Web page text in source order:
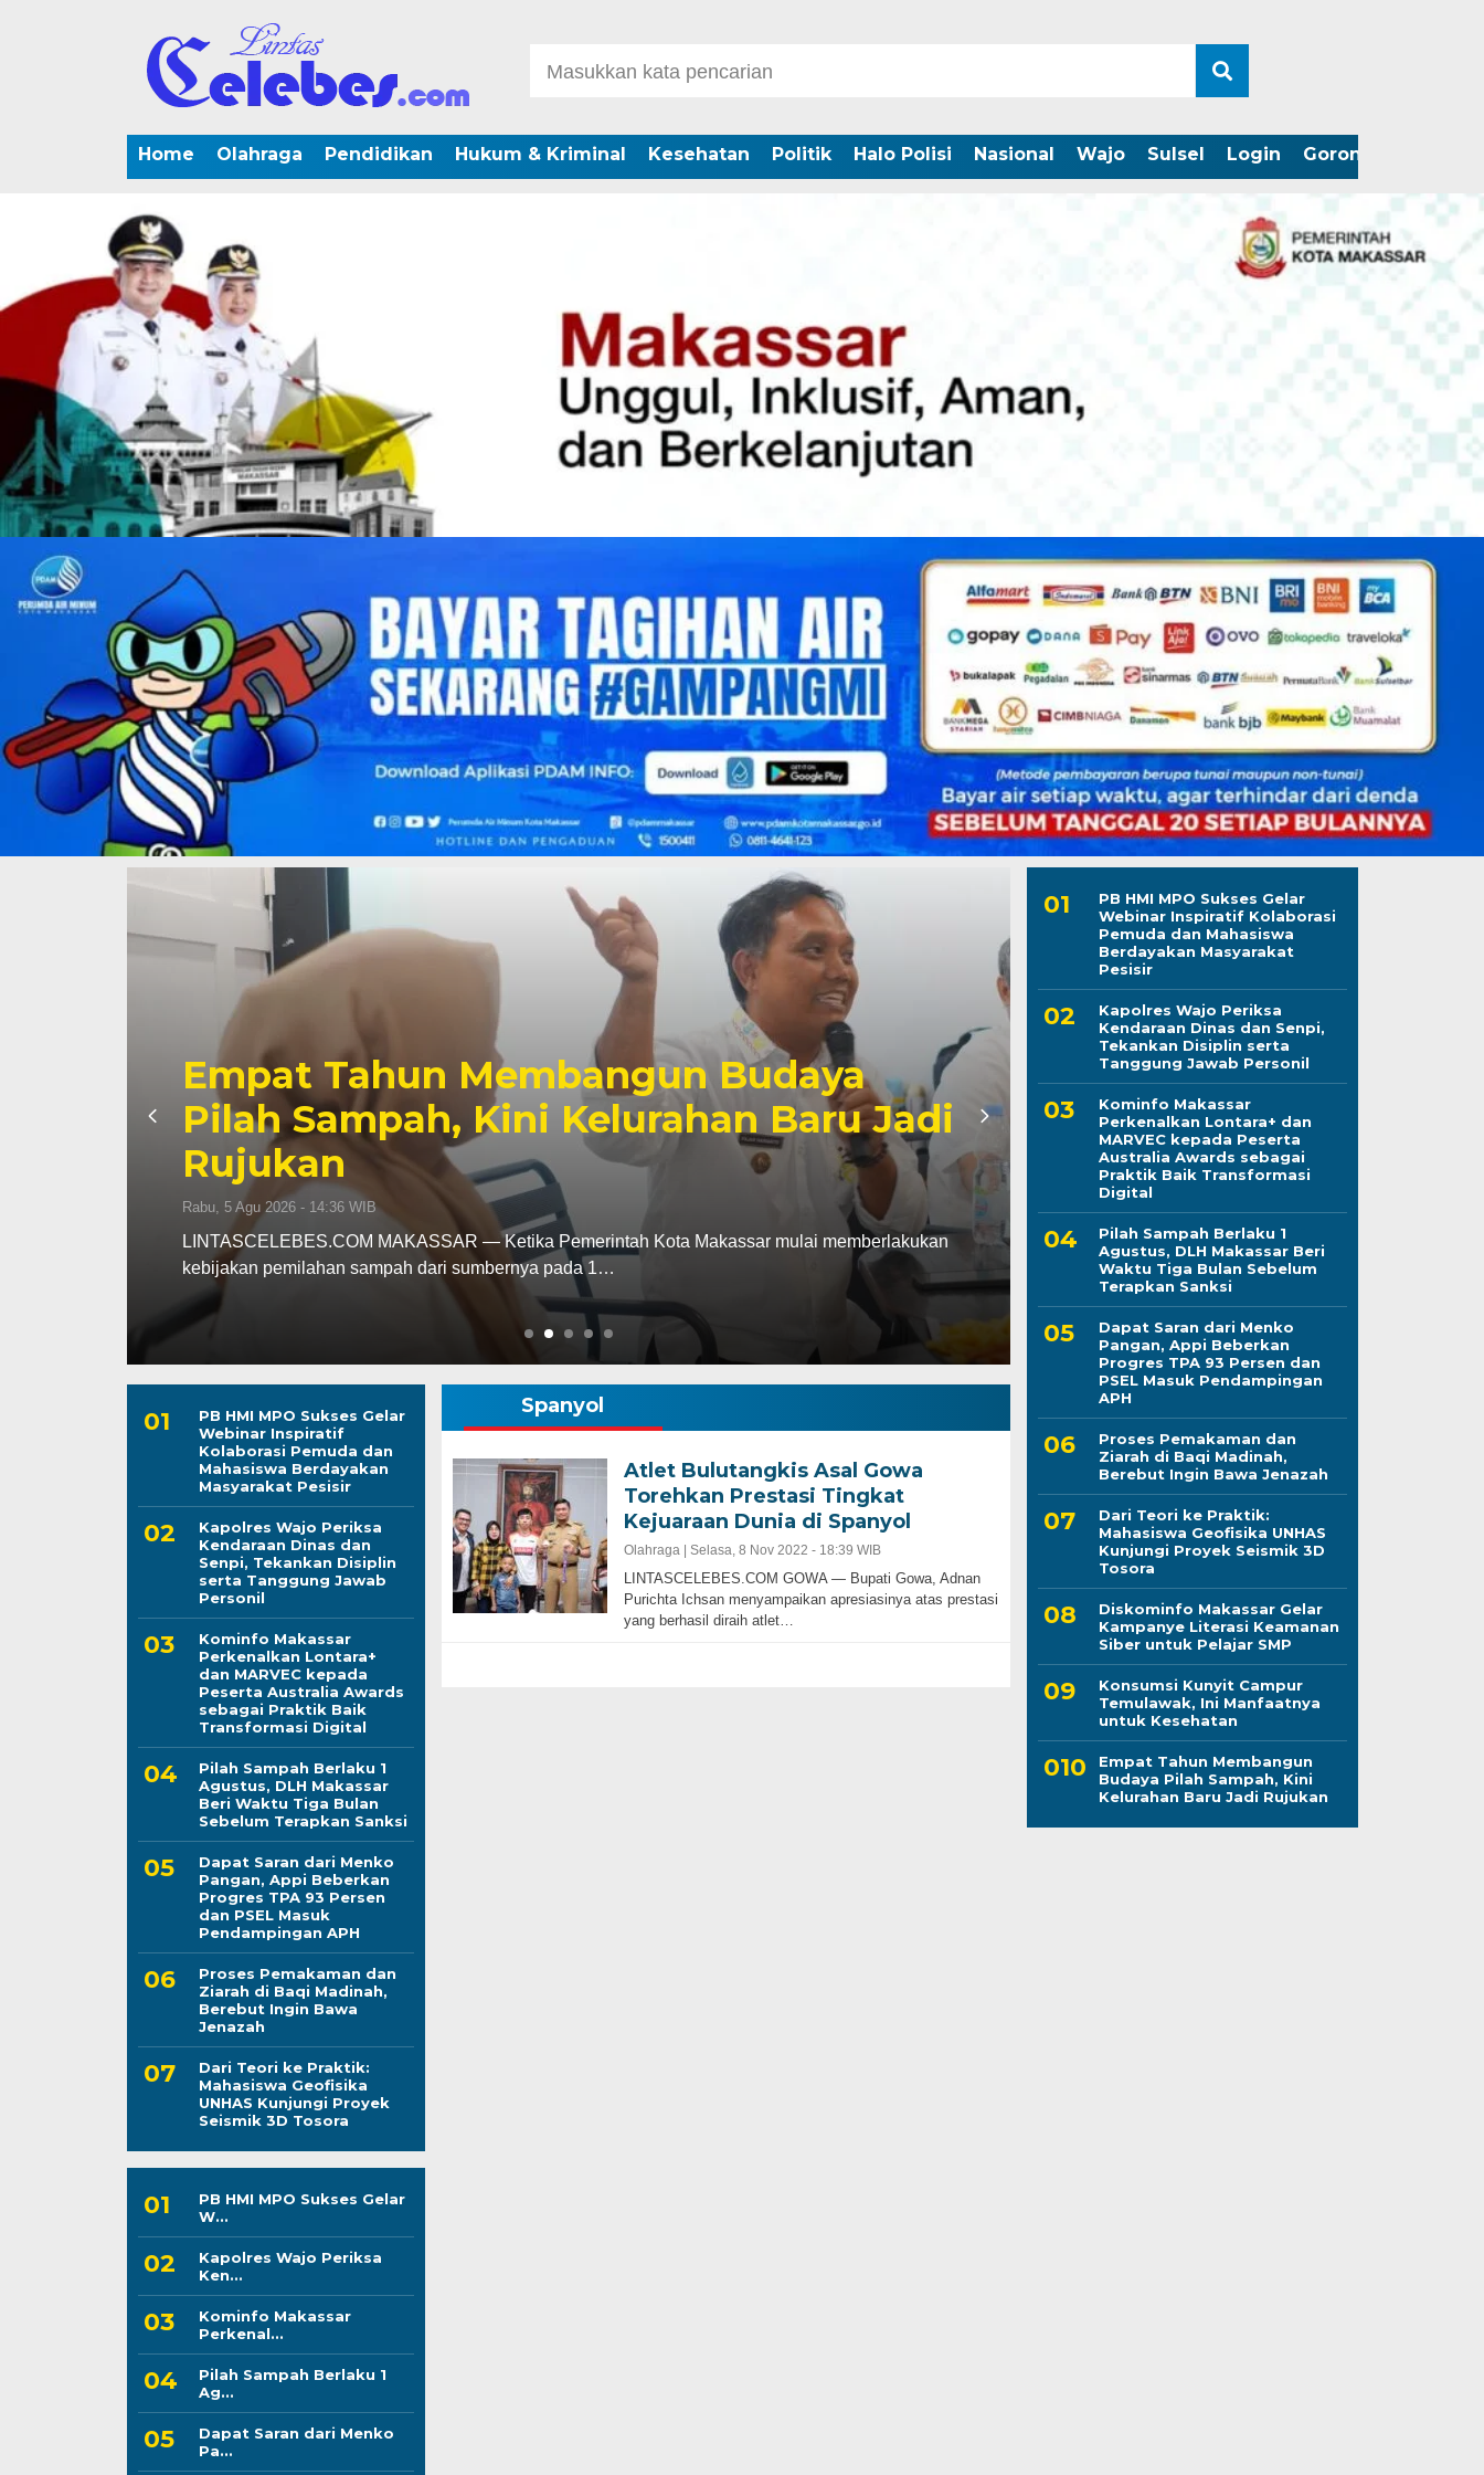
Home Olahraga Pendidikan Hukum & Kriminal Kesehatan Politik Halo Polisi Nasional Wajo Sulsel Login Gorontalo
Kapolres Wajo Periksa Kendaraan
Dinas dan Senpi, Tekankan Disiplin
serta Tanggung Jawab Personil
Rabu, 5 Agu 2026 - 13:56 WIB
LINTASCELEBES.COM WAJO — Kapolres Wajo AKBP Douglas Mahendrajaya melakukan
pengecekan dan pemeriksaan kendaraan dinas serta senjata…
Dapat Saran dari
Beberkan Progres
PSEL Masuk
LINTASCELEBES.COM MAKASSAR — Di tengah
penanganan sampah di Makassar, Wali Kota
PB HMI MPO Sukses Gelar
Webinar Inspiratif
Kolaborasi Pemuda dan
Mahasiswa Berdayakan
Masyarakat Pesisir
Kapolres Wajo Periksa
Kendaraan Dinas dan
Senpi, Tekankan Disiplin
serta Tanggung Jawab
Personil
Kominfo Makassar
Perkenalkan Lontara+
dan MARVEC kepada
Peserta Australia Awards
sebagai Praktik Baik
Transformasi Digital
Pilah Sampah Berlaku 1
Agustus, DLH Makassar
Beri Waktu Tiga Bulan
Sebelum Terapkan Sanksi
Dapat Saran dari Menko
Pangan, Appi Beberkan
Progres TPA 93 Persen
dan PSEL Masuk
Pendampingan APH
Proses Pemakaman dan
Ziarah di Baqi Madinah,
Berebut Ingin Bawa
Jenazah
Dari Teori ke Praktik:
Mahasiswa Geofisika
UNHAS Kunjungi Proyek
Seismik 3D Tosora
PB HMI MPO Sukses Gelar
W...
Kapolres Wajo Periksa
Ken...
Kominfo Makassar
Perkenal...
Pilah Sampah Berlaku 1
Ag...
Dapat Saran dari Menko
Pa...
Spanyol
Atlet Bulutangkis Asal Gowa
Torehkan Prestasi Tingkat
Kejuaraan Dunia di Spanyol
Olahraga | Selasa, 8 Nov 2022 - 18:39 WIB
LINTASCELEBES.COM GOWA — Bupati Gowa, Adnan
Purichta Ichsan menyampaikan apresiasinya atas prestasi
yang berhasil diraih atlet…
PB HMI MPO Sukses Gelar
Webinar Inspiratif Kolaborasi
Pemuda dan Mahasiswa
Berdayakan Masyarakat
Pesisir
Kapolres Wajo Periksa
Kendaraan Dinas dan Senpi,
Tekankan Disiplin serta
Tanggung Jawab Personil
Kominfo Makassar
Perkenalkan Lontara+ dan
MARVEC kepada Peserta
Australia Awards sebagai
Praktik Baik Transformasi
Digital
Pilah Sampah Berlaku 1
Agustus, DLH Makassar Beri
Waktu Tiga Bulan Sebelum
Terapkan Sanksi
Dapat Saran dari Menko
Pangan, Appi Beberkan
Progres TPA 93 Persen dan
PSEL Masuk Pendampingan
APH
Proses Pemakaman dan
Ziarah di Baqi Madinah,
Berebut Ingin Bawa Jenazah
Dari Teori ke Praktik:
Mahasiswa Geofisika UNHAS
Kunjungi Proyek Seismik 3D
Tosora
Diskominfo Makassar Gelar
Kampanye Literasi Keamanan
Siber untuk Pelajar SMP
Konsumsi Kunyit Campur
Temulawak, Ini Manfaatnya
untuk Kesehatan
Empat Tahun Membangun
Budaya Pilah Sampah, Kini
Kelurahan Baru Jadi Rujukan